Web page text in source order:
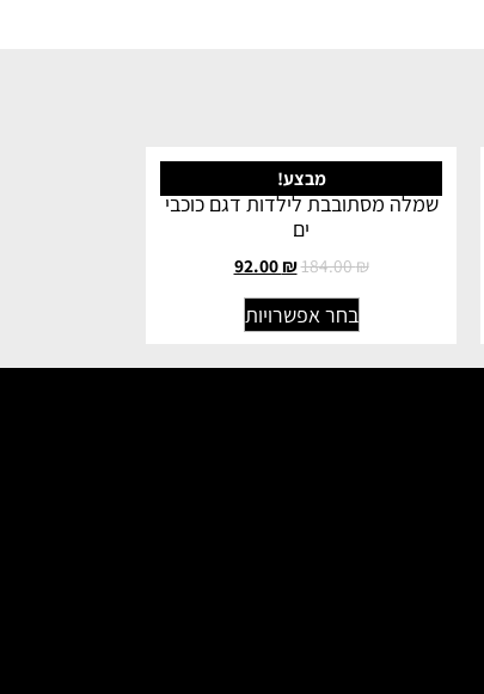
מבצע!
שמלה מסתובבת לילדות דגם כוכבי
ים
184.00₪
92.00 ₪
בחר אפשרויות